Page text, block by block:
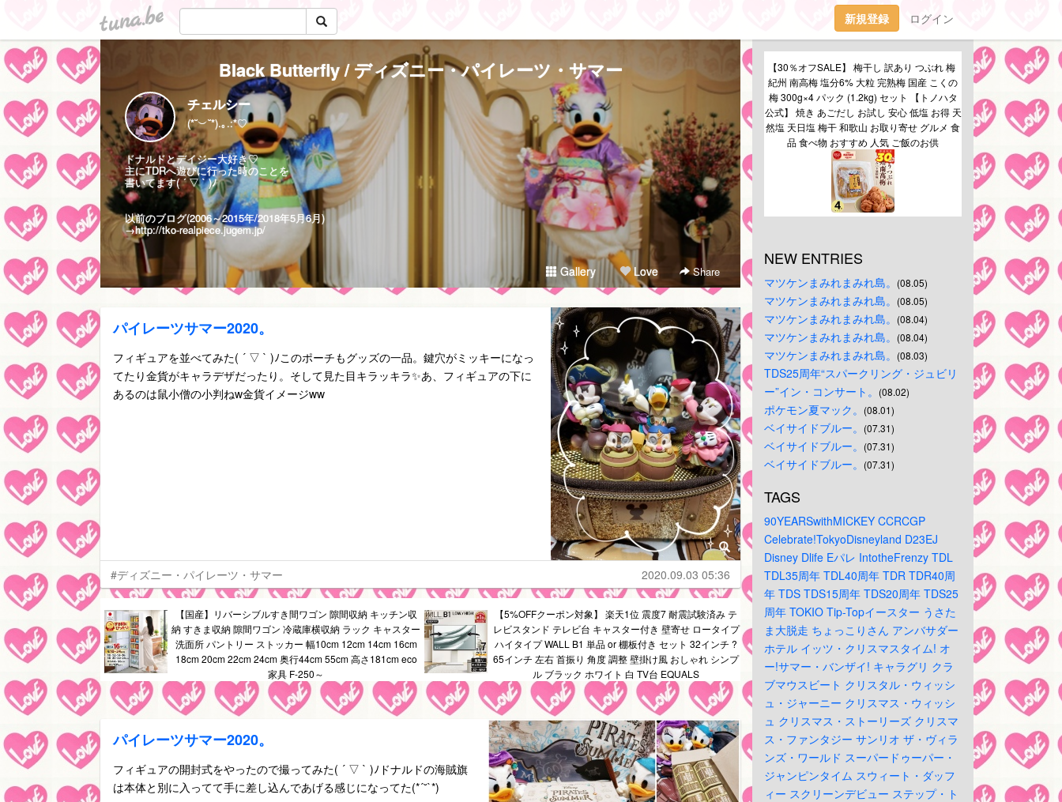
tuna.be 新規登録 ログイン
Black Butterfly / ディズニー・パイレーツ・サマー
チェルシー
(*˘︶˘*).｡.:*♡
ドナルドとデイジー大好き♡
主にTDRへ遊びに行った時のことを
書いてます( ´ ▽ ` )ﾉ
以前のブログ(2006～2015年/2018年5月6月)
→http://tko-realpiece.jugem.jp/
Gallery Love Share
パイレーツサマー2020。
フィギュアを並べてみた( ´ ▽ ` )ﾉこのポーチもグッズの一品。鍵穴がミッキーになっ
てたり金貨がキャラデザだったり。そして見た目キラッキラ✨あ、フィギュアの下に
あるのは鼠小僧の小判ねw金貨イメージww
#ディズニー・パイレーツ・サマー 2020.09.03 05:36
【国産】リバーシブルすき間ワゴン 隙間収納 キッチン収
納 すきま収納 隙間ワゴン 冷蔵庫横収納 ラック キャスター
洗面所 パントリー ストッカー 幅10cm 12cm 14cm 16cm
18cm 20cm 22cm 24cm 奥行44cm 55cm 高さ181cm eco
家具 F-250～
【5%OFFクーポン対象】 楽天1位 震度7 耐震試験済み テ
レビスタンド テレビ台 キャスター付き 壁寄せ ロータイプ
ハイタイプ WALL B1 単品 or 棚板付き セット 32インチ ?
65インチ 左右 首振り 角度 調整 壁掛け風 おしゃれ シンプ
ル ブラック ホワイト 白 TV台 EQUALS
パイレーツサマー2020。
フィギュアの開封式をやったので撮ってみた( ´ ▽ ` )ﾉドナルドの海賊旗
は本体と別に入ってて手に差し込んであげる感じになってた(*´˘`*)
【30％オフSALE】 梅干し 訳あり つぶれ 梅
紀州 南高梅 塩分6% 大粒 完熟梅 国産 こくの
梅 300g×4 パック (1.2kg) セット 【トノハタ
公式】 焼き あごだし お試し 安心 低塩 お得 天
然塩 天日塩 梅干 和歌山 お取り寄せ グルメ 食
品 食べ物 おすすめ 人気 ご飯のお供
NEW ENTRIES
マツケンまみれまみれ島。 (08.05)
マツケンまみれまみれ島。 (08.05)
マツケンまみれまみれ島。 (08.04)
マツケンまみれまみれ島。 (08.04)
マツケンまみれまみれ島。 (08.03)
TDS25周年“スパークリング・ジュビリ
ー”イン・コンサート。 (08.02)
ポケモン夏マック。 (08.01)
ベイサイドブルー。 (07.31)
ベイサイドブルー。 (07.31)
ベイサイドブルー。 (07.31)
TAGS
90YEARSwithMICKEY CCRCGP
Celebrate!TokyoDisneyland D23EJ
Disney Dlife Eパレ IntotheFrenzy TDL
TDL35周年 TDL40周年 TDR TDR40周
年 TDS TDS15周年 TDS20周年 TDS25
周年 TOKIO Tip-Topイースター うさた
ま大脱走 ちょっこりさん アンバサダー
ホテル イッツ・クリスマスタイム! オ
ー!サマー・バンザイ! キャラグリ クラ
ブマウスビート クリスタル・ウィッシ
ュ・ジャーニー クリスマス・ウィッシ
ュ クリスマス・ストーリーズ クリスマ
ス・ファンタジー サンリオ ザ・ヴィラ
ンズ・ワールド スーパードゥーパー・
ジャンピンタイム スウィート・ダッフ
ィー スクリーンデビュー ステップ・ト